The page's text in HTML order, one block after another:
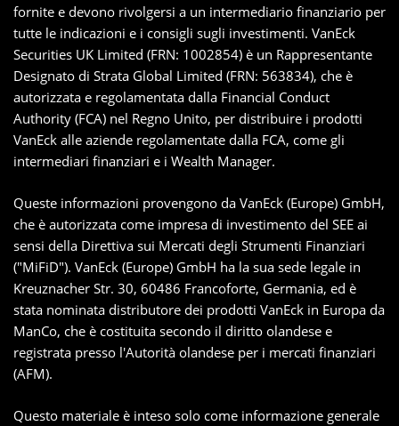
fornite e devono rivolgersi a un intermediario finanziario per
tutte le indicazioni e i consigli sugli investimenti. VanEck
Securities UK Limited (FRN: 1002854) è un Rappresentante
Designato di Strata Global Limited (FRN: 563834), che è
autorizzata e regolamentata dalla Financial Conduct
Authority (FCA) nel Regno Unito, per distribuire i prodotti
VanEck alle aziende regolamentate dalla FCA, come gli
intermediari finanziari e i Wealth Manager.
Queste informazioni provengono da VanEck (Europe) GmbH,
che è autorizzata come impresa di investimento del SEE ai
sensi della Direttiva sui Mercati degli Strumenti Finanziari
("MiFiD"). VanEck (Europe) GmbH ha la sua sede legale in
Kreuznacher Str. 30, 60486 Francoforte, Germania, ed è
stata nominata distributore dei prodotti VanEck in Europa da
ManCo, che è costituita secondo il diritto olandese e
registrata presso l'Autorità olandese per i mercati finanziari
(AFM).
Questo materiale è inteso solo come informazione generale